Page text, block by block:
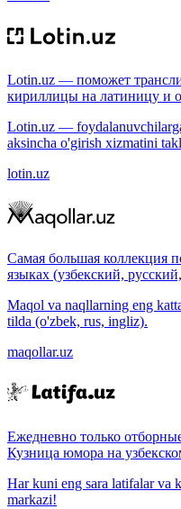
Lotin.uz — поможет
кириллицы на латиницу и
Lotin.uz —
aksincha o'girish xizmatini
lotin.uz
Самая большая коллекция
языках (узбекский,
Maqol va naqllarning eng
tilda (o'zbek, rus, ingliz).
maqollar.uz
Ежедневно только
Кузница юмора на
Har kuni eng sara latifalar va
markazi!